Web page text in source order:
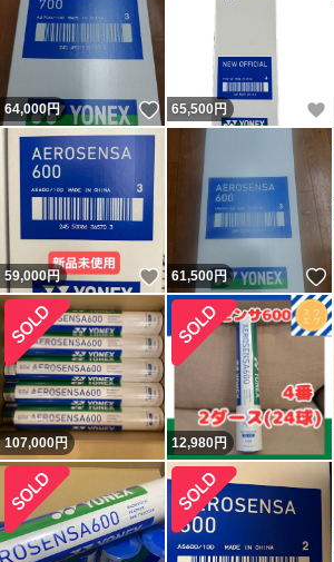
64,000円 いいね！
65,500円
59,000円 いいね！
61,500円
107,000円 12,980円